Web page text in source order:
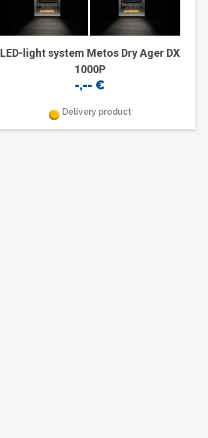
LED-light system Metos Dry Ager DX
1000P
-,-- €
Delivery product